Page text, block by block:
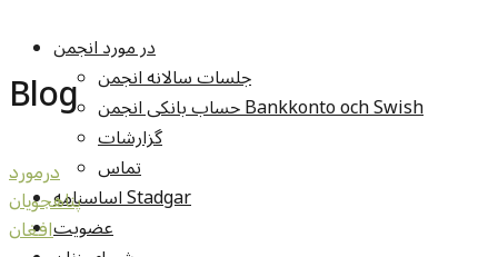
در مورد انجمن
جلسات سالانه انجمن
حساب بانکی انجمن Bankkonto och Swish
گزارشات
تماس
اساسنامه Stadgar
عضویت
Blog
درمورد
پناهجويان
افغان